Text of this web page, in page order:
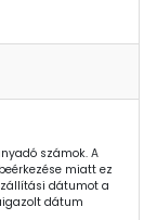
számok. A
miatt ez
dátumot a
dátum